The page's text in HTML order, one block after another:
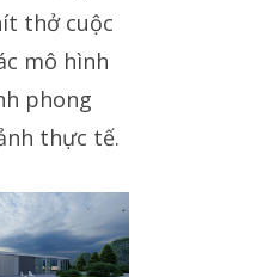
thở cuộc
mô hình
phong
thực tế.